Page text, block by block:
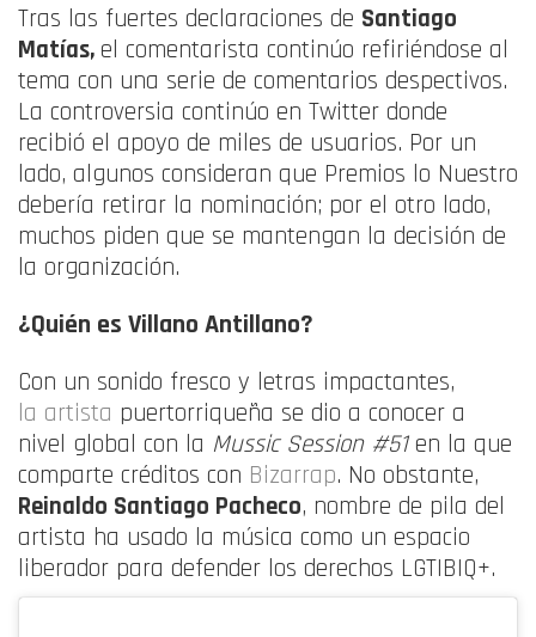
Tras las fuertes declaraciones de Santiago
Matías, el comentarista continúo refiriéndose al
tema con una serie de comentarios despectivos.
La controversia continúo en Twitter donde
recibió el apoyo de miles de usuarios. Por un
lado, algunos consideran que Premios lo Nuestro
debería retirar la nominación; por el otro lado,
muchos piden que se mantengan la decisión de
la organización.
¿Quién es Villano Antillano?
Con un sonido fresco y letras impactantes,
la artista puertorriqueña se dio a conocer a
nivel global con la Mussic Session #51 en la que
comparte créditos con Bizarrap. No obstante,
Reinaldo Santiago Pacheco, nombre de pila del
artista ha usado la música como un espacio
liberador para defender los derechos LGTIBIQ+.